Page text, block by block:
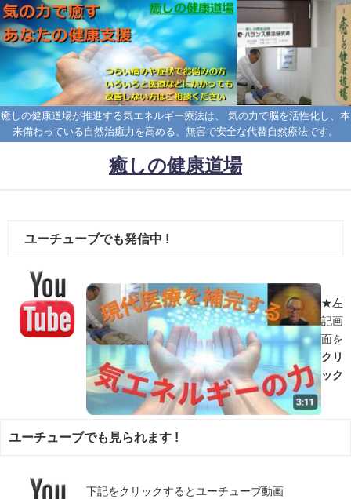
癒しの健康道場が推進する気エネルギー療法は、 気の力で脳を活性化し、本
来備わっている自然治癒力を高める、無害で安全な代替自然療法です。
癒しの健康道場
ユーチューブでも発信中 !
★左
記画
面を
クリ
ック
ユーチューブでも見られます !
下記をクリックするとユーチューブ動画